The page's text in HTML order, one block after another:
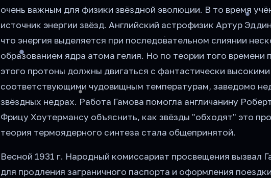
очень важным для физики звёздной эволюции. В то время
источник энергии звёзд. Английский астрофизик Артур
что энергия выделяется при последовательном слиянии
образованием ядра атома гелия. Но по теории того времени
этого протоны должны двигаться с фантастически
соответствующими чудовищным температурам, заведомо
звёздных недрах. Работа Гамова помогла англичанину
Фрицу Хоутермансу объяснить, как звёзды "обходят" это
теория термоядерного синтеза стала общепринятой.
Весной 1931 г. Народный комиссариат просвещения вызвал
для продления заграничного паспорта и оформления